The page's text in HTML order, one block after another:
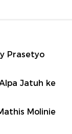
Prasetyo
Jatuh ke
Molinie